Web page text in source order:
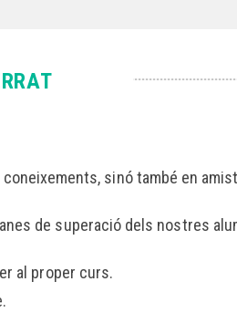
sinó també en
de superació dels nostres
al proper curs.